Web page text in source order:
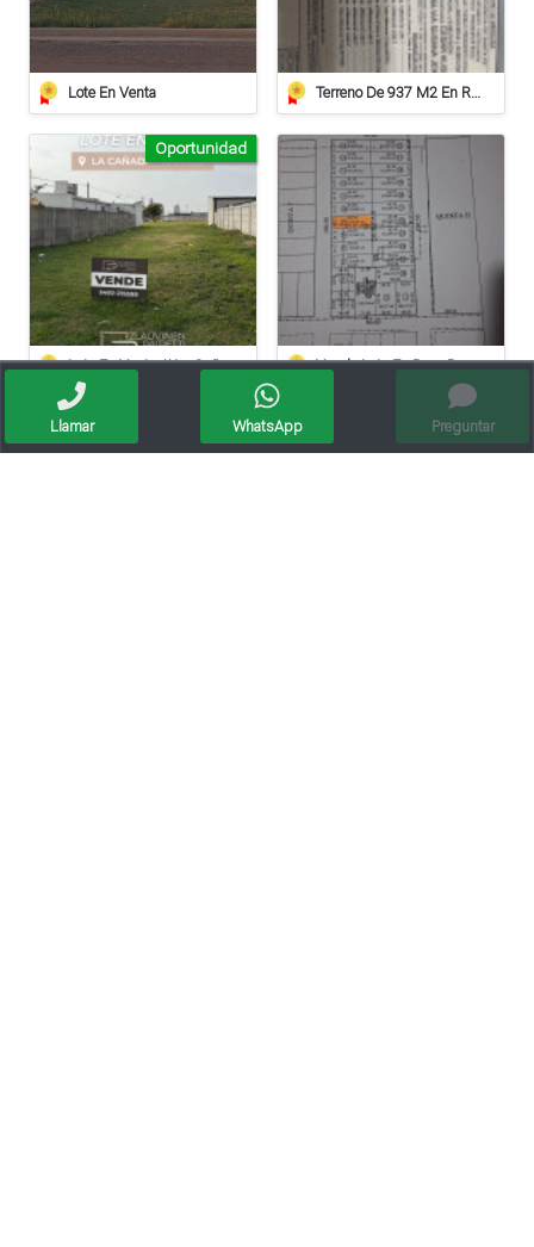
Lote En Venta Terreno De 937 M2 En Roca
Lote En Venta // La Cañada
Oportunidad
Vendo Lote En Roca De 612 Mts/2º
Llamar WhatsApp Preguntar